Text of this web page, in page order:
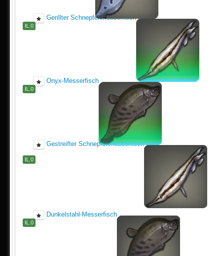
Gerillter Schnepfenmesserfisch
IL.0
Onyx-Messerfisch
IL.0
Gestreifter Schnepfenmesserfisch
IL.0
Dunkelstahl-Messerfisch
IL.0